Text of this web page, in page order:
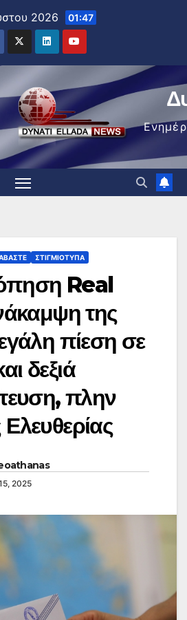
2026 01:47
ΣΤΙΓΜΙΌΤΥΠΑ
Real
της
πίεση σε
δεξιά
πλην
2025